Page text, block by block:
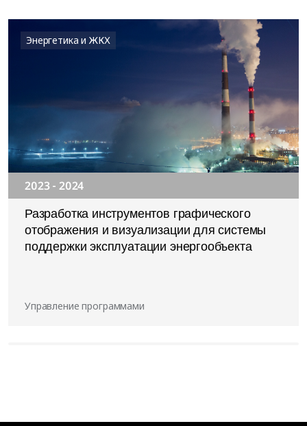
Энергетика и ЖКХ
2023 - 2024
Разработка инструментов графического
отображения и визуализации для системы
поддержки эксплуатации энергообъекта
Управление программами